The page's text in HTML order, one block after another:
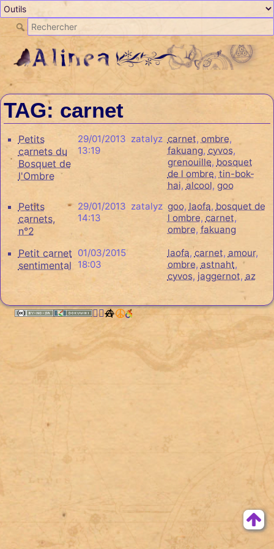
TAG: carnet
Petits
carnets du
Bosquet de
l'Ombre
29/01/2013
13:19
zatalyz carnet, ombre,
fakuang, cyvos,
grenouille, bosquet
de l ombre, tin-bok-
hai, alcool, goo
Petits
carnets,
n°2
29/01/2013
14:13
zatalyz goo, laofa, bosquet de
l ombre, carnet,
ombre, fakuang
Petit carnet
sentimental
01/03/2015
18:03
laofa, carnet, amour,
ombre, astnaht,
cyvos, jaggernot, az
🏳️‍🌈